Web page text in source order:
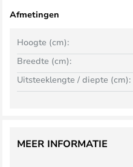
Afmetingen
Breedte (cm):
Hoogte (cm):
Uitsteeklengte / diepte (cm):
MEER INFORMATIE